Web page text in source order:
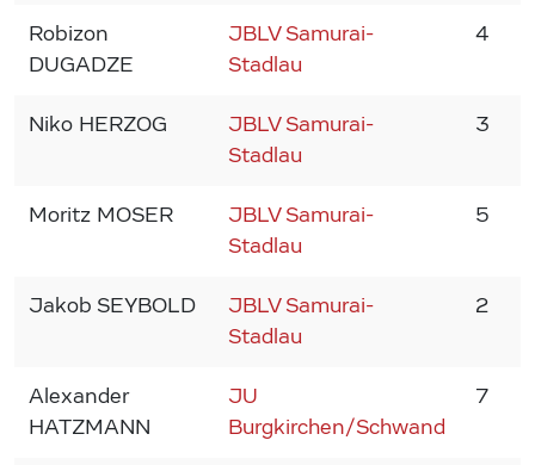
Robizon
DUGADZE
JBLV Samurai-
Stadlau
4
Niko HERZOG
JBLV Samurai-
Stadlau
3
Moritz MOSER
JBLV Samurai-
Stadlau
5
Jakob SEYBOLD
JBLV Samurai-
Stadlau
2
Alexander
HATZMANN
JU
Burgkirchen/Schwand
7